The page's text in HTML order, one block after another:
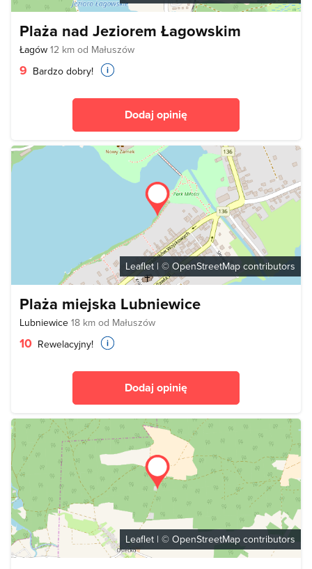
Plaża nad Jeziorem Łagowskim
Łagów 12 km od Małuszów
9 Bardzo dobry!
Dodaj opinię
Leaflet| © OpenStreetMap contributors
Plaża miejska Lubniewice
Lubniewice 18 km od Małuszów
10 Rewelacyjny!
Dodaj opinię
Leaflet | © OpenStreetMap contributors